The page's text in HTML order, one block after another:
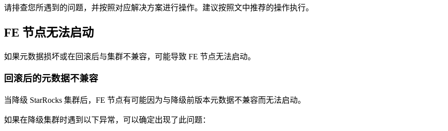
请排查您所遇到的问题，并按照对应解决方案进行操作。建议按照文中推荐的操作执行。
FE 节点无法启动
如果元数据损坏或在回滚后与集群不兼容，可能导致 FE 节点无法启动。
回滚后的元数据不兼容
当降级 StarRocks 集群后，FE 节点有可能因为与降级前版本元数据不兼容而无法启动。
如果在降级集群时遇到以下异常，可以确定出现了此问题：